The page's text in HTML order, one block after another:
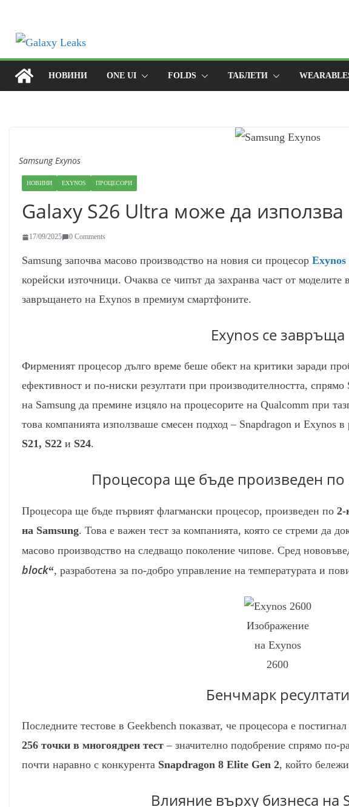
content
НОВИНИ ONE UI FOLDS ТАБЛЕТИ
Samsung Exynos
НОВИНИ EXYNOS ПРОЦЕСОРИ
Galaxy S26 Ultra може да
17/09/2025 0 Comments
Samsung започва масово производство на новия си процесор Exynos
корейски източници. Очаква се чипът да захранва част от моделите
завръщането на Exynos в премиум смартфоните.
Exynos се завръща
Фирменият процесор дълго време беше обект на критики заради
ефективност и по-ниски резултати при производителността,
на Samsung да премине изцяло на процесорите на Qualcomm при
това компанията използваше смесен подход – Snapdragon и Exynos в
S21, S22 и S24.
Процесора ще бъде произведен по
Процесора ще бъде първият флагмански процесор, произведен по 2-
на Samsung. Това е важен тест за компанията, която се стреми да
масово производство на следващо поколение чипове. Сред
block“, разработена за по-добро управление на температурата и
Изображение
на Exynos
2600
Бенчмарк ресултати
Последните тестове в Geekbench показват, че процесора е постигнал
256 точки в многоядрен тест – значително подобрение спрямо по-
почти наравно с конкурента Snapdragon 8 Elite Gen 2, който
Влияние върху бизнеса на